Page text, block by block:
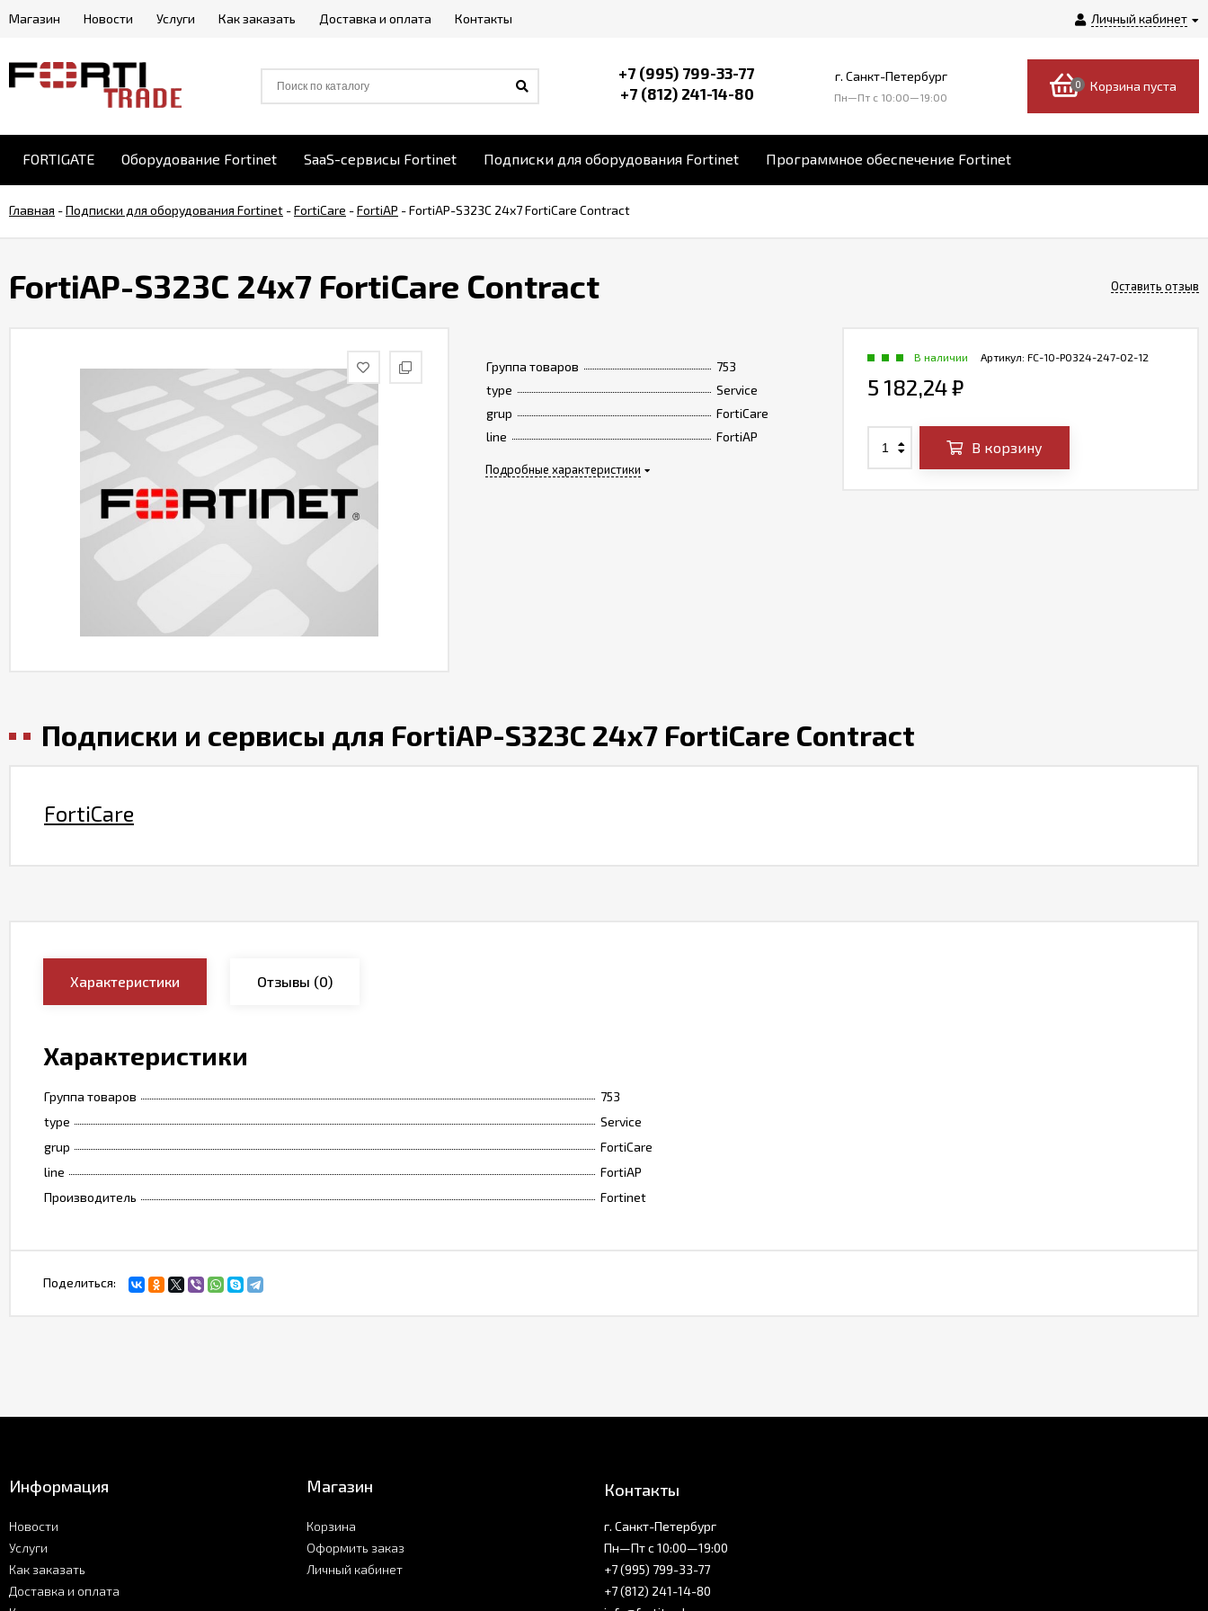
Личный кабинет
Магазин Новости Услуги Как заказать Доставка и оплата Контакты
+7 (995) 799-33-77
+7 (812) 241-14-80
г. Санкт-Петербург
Пн—Пт c 10:00—19:00
0 Корзина пуста
FORTIGATE Оборудование Fortinet SaaS-сервисы Fortinet Подписки для оборудования Fortinet Программное обеспечение Fortinet
Главная -Подписки для оборудования Fortinet -FortiCare -FortiAP -FortiAP-S323C 24x7 FortiCare Contract
FortiAP-S323C 24x7 FortiCare Contract Оставить отзыв
Группа товаров
753
type
Service
grup
FortiCare
line
FortiAP
Подробные характеристики
Артикул: FC-10-P0324-247-02-12
В наличии
5 182,24₽
В корзину
Подписки и сервисы для FortiAP-S323C 24x7 FortiCare Contract
FortiCare
Характеристики Отзывы (0)
Характеристики
Группа товаров
753
type
Service
grup
FortiCare
line
FortiAP
Производитель
Fortinet
Поделиться:
Информация
Новости
Услуги
Как заказать
Доставка и оплата
Магазин
Корзина
Оформить заказ
Личный кабинет
Контакты
г. Санкт-Петербург
Пн—Пт с 10:00—19:00
+7 (995) 799-33-77
+7 (812) 241-14-80